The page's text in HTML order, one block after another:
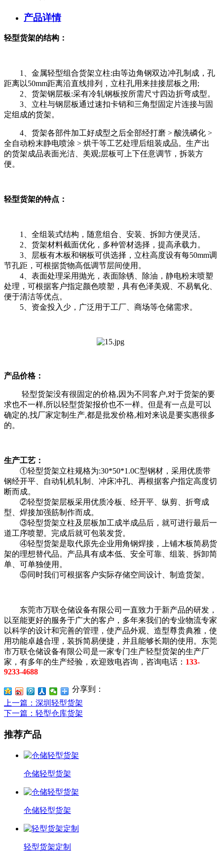
产品详情
轻型货架的结构：
1、金属轻型组合货架立柱:由等边角钢双边冲孔制成，孔
距离以50mm距离沿直线排列，立柱孔用来挂接层板之用;
2、货架钢层板:采有冷轧钢板按所需尺寸四边折弯成型。
3、立柱与钢层板通过速扣卡销和三角型固定片连接与固
定组成的货架。
4、货架各部件加工好成型之后全部经打磨 > 酸洗磷化 >
全自动粉末静电喷涂 > 烘干等工艺处理后组装成品。生产出
的货架成品表面光洁、美观;层板可上下任意调节，拆装方
便。
轻型货架的特点：
1、全组装式结构，随意组合、安装、拆卸方便灵活。
2、货架材料截面优化，多种管材选择，提高承载力。
3、层板有木板和钢板可供选择，立柱高度设有每50mm调
节孔距，可根据货物高低调节层间使用。
4、表面处理采用抛光，表面除锈、除油，静电粉末喷塑
处理，可根据客户指定颜色喷塑，具有色泽美观、不易氧化、
便于清洁等优点。
5、资金投入少，广泛用于工厂、商场等仓储需求。
产品价格：
轻型货架没有很固定的价格,因为不同客户,对于货架的要
求也不一样,所以轻型货架报价也不一样。但是有一点是可以
确定的,找厂家定制生产,都是批发价格,相对来说是要实惠很多
的。
生产工艺：
①轻型货架立柱规格为:30*50*1.0C型钢材，采用优质带
钢经开平、自动轧机轧制、冲床冲孔、再根据客户指定高度切
断而成。
②轻型货架层板采用优质冷板、经开平、纵剪、折弯成
型、焊接加强筋制作而成。
③轻型货架立柱及层板加工成半成品后，就可进行最后一
道工序喷塑。完成后就可包装发货。
④轻型货架是取代原先企业用角钢焊接，上铺木板简易货
架的理想替代品。产品具有成本低、安全可靠、组装、拆卸简
单、可单独使用。
⑤同时我们可根据客户实际存储空间设计、制造货架。
东莞市万联仓储设备有限公司一直致力于新产品的研发，
以至能更好的服务于广大的客户，多年来我们的专业物流专家
以科学的设计和完善的管理，使产品外观、造型尊贵典雅，使
用功能卓越合理，装拆简易便捷，并且能够长期的使用。东莞
市万联仓储设备有限公司是一家专门生产轻型货架的生产厂
家，有多年的生产经验，欢迎致电咨询，咨询电话： 133-
9233-4688
分享到：
上一篇 ：深圳轻型货架
下一篇 ：轻型仓库货架
推荐产品
仓储轻型货架
仓储轻型货架
轻型货架定制